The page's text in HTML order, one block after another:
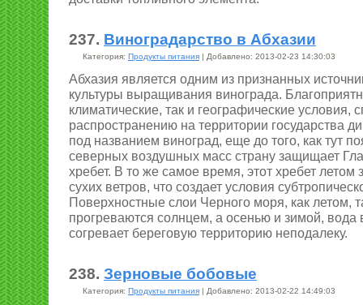
237. Виноградарство в Абхазии
Категория: Продукты питания | Добавлено: 2013-02-23 14:30:03
Абхазия является одним из признанных
культуры выращивания винограда.
климатические, так и географические условия,
распространению на территории государства
под названием виноград, еще до того, как тут
северных воздушных масс страну защищает
хребет. В то же самое время, этот хребет
сухих ветров, что создает условия
Поверхностные слои Черного моря, как летом,
прогреваются солнцем, а осенью и зимой, вода
согревает береговую территорию неподалеку.
238. Зерновые бобовые
Категория: Продукты питания | Добавлено: 2013-02-22 14:49:03